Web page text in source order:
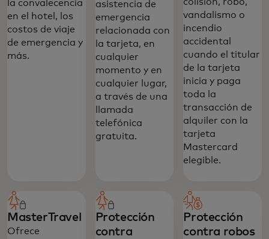
la convalecencia
en el hotel, los
costos de viaje
de emergencia y
más.
asistencia de
emergencia
relacionada con
la tarjeta, en
cualquier
momento y en
cualquier lugar,
a través de una
llamada
telefónica
gratuita.
vandalismo o
incendio
accidental
cuando el titular
de la tarjeta
inicia y paga
toda la
transacción de
alquiler con la
tarjeta
Mastercard
elegible.
MasterTravel
Ofrece
Protección
contra
Protección
contra robos